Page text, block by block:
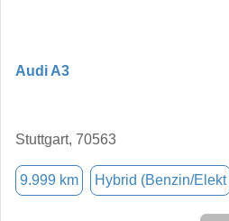
Audi A3
Stuttgart, 70563
9.999 km Hybrid (Benzin/Elekt